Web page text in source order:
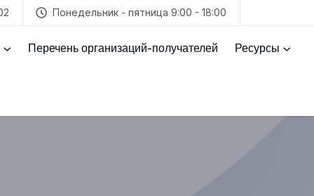
Понедельник - пятница 9:00 - 18:00
Перечень организаций-получателей Ресурсы